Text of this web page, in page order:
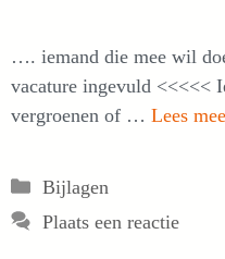
…. iemand die mee wil
vacature ingevuld <<<<<
vergroenen of … Lees
Categorieën
Bijlagen
Plaats een reactie